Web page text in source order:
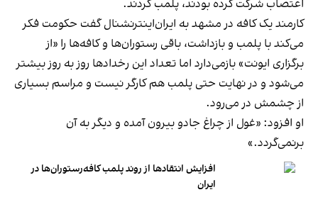
اعتصاب شرکت کرده بودند، پلمب کردند.
کارمند یک کافه در مشهد به ایران‌اینترنشنال گفت حکومت فکر
می‌کند با پلمب و بازداشت، باقی رستوران‌ها و کافه‌ها را «از
برگزاری ایونت» بازمی‌دارد اما تعداد این رخدادها روز به روز بیشتر
می‌شود و در نهایت حتی پلمب هم کارگر نیست و مراسم بسیاری
از چشمش در می‌رود.
او افزود: «غول از چراغ جادو بیرون آمده و دیگر به آن
برنمی‎‌گردد.»
افزایش انتقادها از روند پلمب کافه‌رستوران‌ها در
ایران